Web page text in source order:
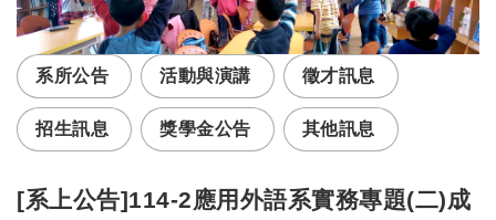
系所公告 活動與演講 徵才訊息
招生訊息 獎學金公告 其他訊息
[系上公告]114-2應用外語系實務專題(二)成